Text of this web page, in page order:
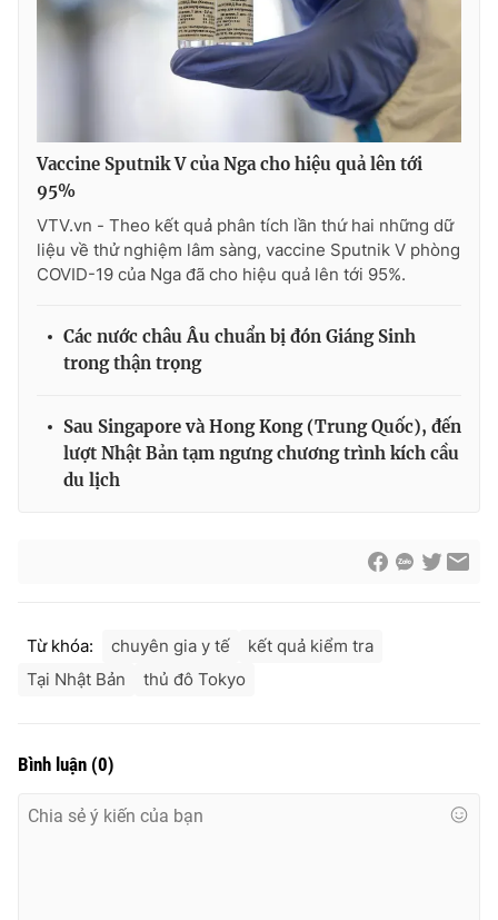
Ðiện thoại Thời báo VTV:024.66 897 897
Email:toasoan@vtv.vn
024-7300.7108
thông tin từ website này.
Vaccine Sputnik V của Nga cho hiệu quả lên tới
95%
VTV.vn - Theo kết quả phân tích lần thứ hai những dữ
liệu về thử nghiệm lâm sàng, vaccine Sputnik V phòng
COVID-19 của Nga đã cho hiệu quả lên tới 95%.
Các nước châu Âu chuẩn bị đón Giáng Sinh
trong thận trọng
Sau Singapore và Hong Kong (Trung Quốc), đến
lượt Nhật Bản tạm ngưng chương trình kích cầu
du lịch
Từ khóa: chuyên gia y tế
kết quả kiểm tra
Tại Nhật Bản
thủ đô Tokyo
Bình luận (0)